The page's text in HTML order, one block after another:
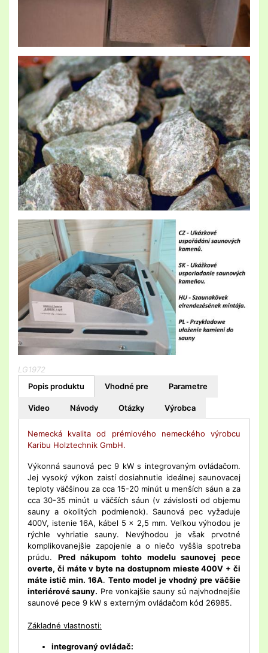
LG1972
Popis produktu Vhodné pre Parametre
Video Návody Otázky Výrobca
Nemecká kvalita od prémiového nemeckého výrobcu
Karibu Holztechnik GmbH.
Výkonná saunová pec 9 kW s integrovaným ovládačom.
Jej vysoký výkon zaistí dosiahnutie ideálnej saunovacej
teploty väčšinou za cca 15-20 minút u menších sáun a za
cca 30-35 minút u väčších sáun (v závislosti od objemu
sauny a okolitých podmienok). Saunová pec vyžaduje
400V, istenie 16A, kábel 5 x 2,5 mm. Veľkou výhodou je
rýchle vyhriatie sauny. Nevýhodou je však prvotné
komplikovanejšie zapojenie a o niečo vyššia spotreba
prúdu. Pred nákupom tohto modelu saunovej pece
overte, či máte v byte na dostupnom mieste 400V + či
máte istič min. 16A. Tento model je vhodný pre väčšie
interiérové ​​sauny. Pre vonkajšie sauny sú najvhodnejšie
saunové pece 9 kW s externým ovládačom kód 26985.
Základné vlastnosti:
integrovaný ovládač: